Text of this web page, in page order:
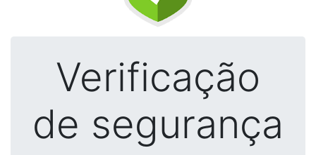
Verificação
de segurança